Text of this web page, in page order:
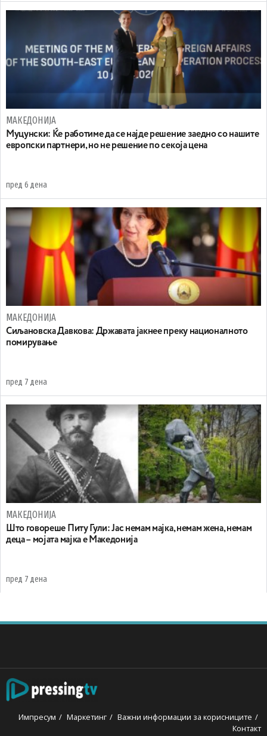
МАКЕДОНИЈА
Муцунски: Ќе работиме да се најде решение заедно со нашите
европски партнери, но не решение по секоја цена
пред 6 дена
МАКЕДОНИЈА
Сиљановска Давкова: Државата јакнее преку националното
помирување
пред 7 дена
МАКЕДОНИЈА
Што говореше Питу Гули: Јас немам мајка, немам жена, немам
деца – мојата мајка е Македонија
пред 7 дена
Импресум Маркетинг
Важни информации за корисниците
Контакт